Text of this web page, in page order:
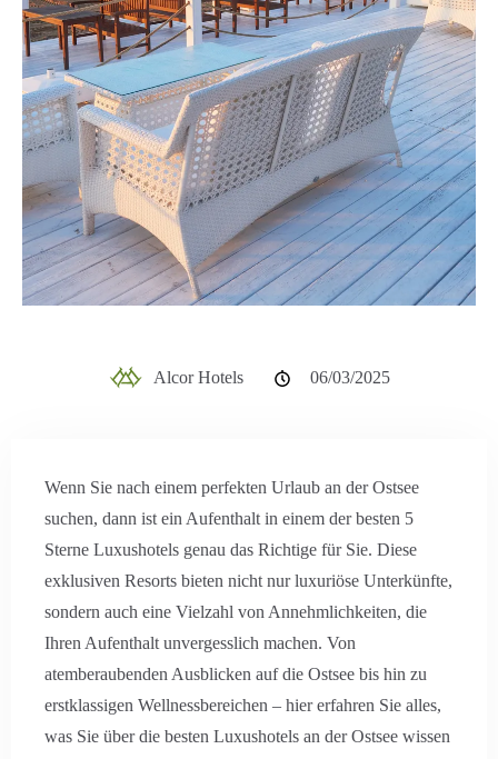
Alcor Hotels 06/03/2025
Wenn Sie nach einem perfekten Urlaub an der Ostsee
suchen, dann ist ein Aufenthalt in einem der besten 5
Sterne Luxushotels genau das Richtige für Sie. Diese
exklusiven Resorts bieten nicht nur luxuriöse Unterkünfte,
sondern auch eine Vielzahl von Annehmlichkeiten, die
Ihren Aufenthalt unvergesslich machen. Von
atemberaubenden Ausblicken auf die Ostsee bis hin zu
erstklassigen Wellnessbereichen – hier erfahren Sie alles,
was Sie über die besten Luxushotels an der Ostsee wissen